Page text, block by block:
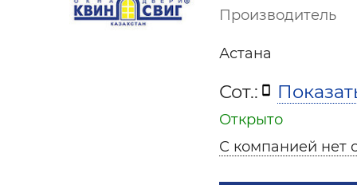
Двери
Работа
Куплю
Ворота
Производитель
Астана
Сот.:
Открыто
С компанией нет